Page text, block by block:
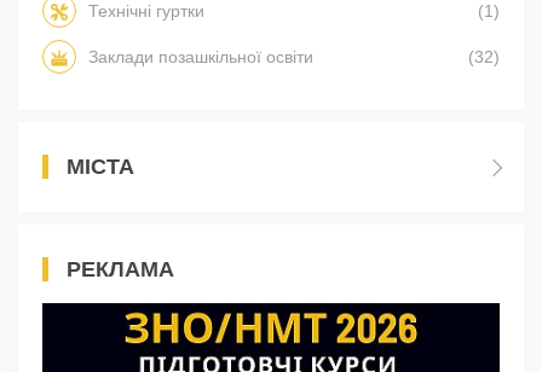
Технічні гуртки (1)
Заклади позашкільної освіти (32)
МІСТА
РЕКЛАМА